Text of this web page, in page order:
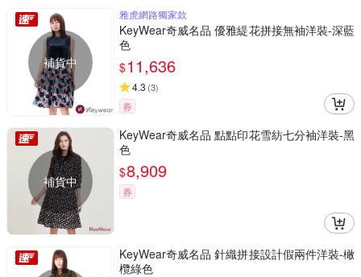
補貨中
雅虎網路獨家款
KeyWear奇威名品 優雅緹花拼接無袖洋裝-深藍
色
$11,636
4.3 (3)
券
補貨中
KeyWear奇威名品 點點印花雪紡七分袖洋裝-黑
色
$8,909
券
KeyWear奇威名品 針織拼接設計假兩件洋裝-橄
欖綠色